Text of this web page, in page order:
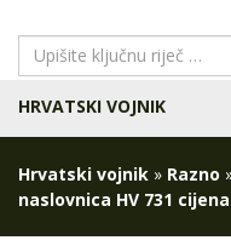
HRVATSKI VOJNIK
Hrvatski vojnik » Razno
naslovnica HV 731